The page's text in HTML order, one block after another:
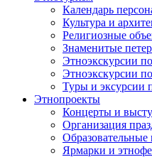
Календарь
Культура и
Религиозные
Знаменитые
Этноэкскурсии
Этноэкскурсии
Туры и эксурсии
Этнопроекты
Концерты и
Организация
Ярмарки и